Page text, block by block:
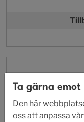
Ta gärna emot
Den här
oss att anpassa